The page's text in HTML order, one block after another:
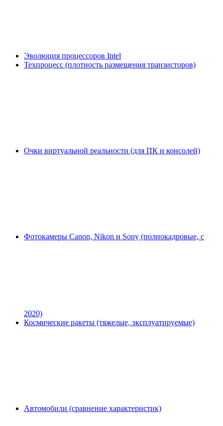
Эволюция процессоров Intel
Техпроцесс (плотность размещения транзисторов)
Очки виртуальной реальности (для ПК и консолей)
Фотокамеры Canon, Nikon и Sony (полнокадровые, с
2020)
Космические ракеты (тяжелые, эксплуатируемые)
Автомобили (сравнение характеристик)